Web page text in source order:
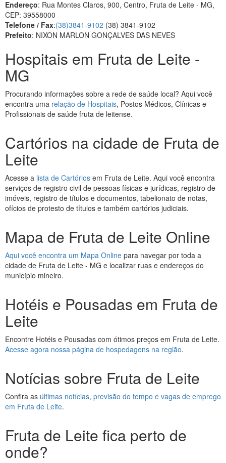
Endereço: Rua Montes Claros, 900, Centro, Fruta de Leite - MG,
CEP: 39558000
Telefone / Fax:(38)3841-9102 (38) 3841-9102
Prefeito: NIXON MARLON GONÇALVES DAS NEVES
Hospitais em Fruta de Leite -
MG
Procurando informações sobre a rede de saúde local? Aqui você
encontra uma relação de Hospitais, Postos Médicos, Clínicas e
Profissionais de saúde fruta de leitense.
Cartórios na cidade de Fruta de
Leite
Acesse a lista de Cartórios em Fruta de Leite. Aqui você encontra
serviços de registro civil de pessoas físicas e jurídicas, registro de
imóveis, registro de títulos e documentos, tabelionato de notas,
ofícios de protesto de títulos e também cartórios judiciais.
Mapa de Fruta de Leite Online
Aqui você encontra um Mapa Online para navegar por toda a
cidade de Fruta de Leite - MG e localizar ruas e endereços do
município mineiro.
Hotéis e Pousadas em Fruta de
Leite
Encontre Hotéis e Pousadas com ótimos preços em Fruta de Leite.
Acesse agora nossa página de hospedagens na região.
Notícias sobre Fruta de Leite
Confira as últimas notícias, previsão do tempo e vagas de emprego
em Fruta de Leite.
Fruta de Leite fica perto de
onde?